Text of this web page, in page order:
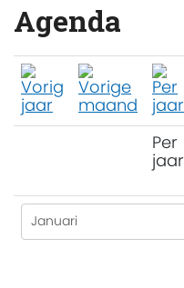
Agenda
Per
jaar